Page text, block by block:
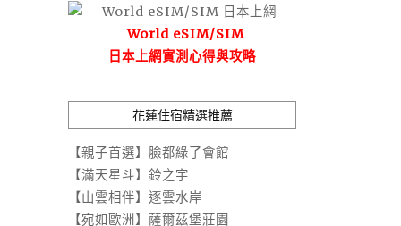
World eSIM/SIM
日本上網實測心得與攻略
花蓮住宿精選推薦
【親子首選】臉都綠了會館
【滿天星斗】鈴之宇
【山雲相伴】逐雲水岸
【宛如歐洲】薩爾茲堡莊園